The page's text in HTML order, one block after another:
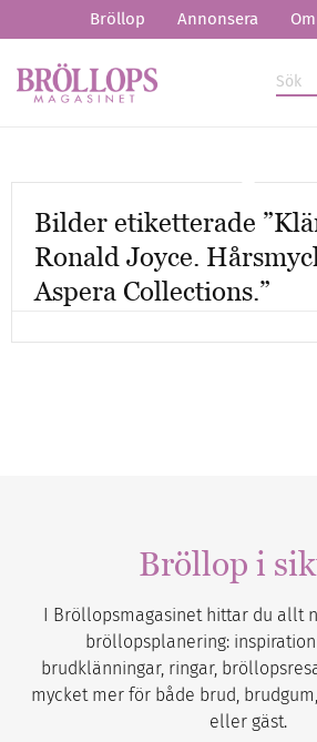
Bröllop Annonsera
Bilder etiketterade
Ronald Joyce.
Aspera Collections.”
Bröllop i
I Bröllopsmagasinet hittar du allt
bröllopsplanering:
brudklänningar, ringar,
mycket mer för både brud,
eller gäst.